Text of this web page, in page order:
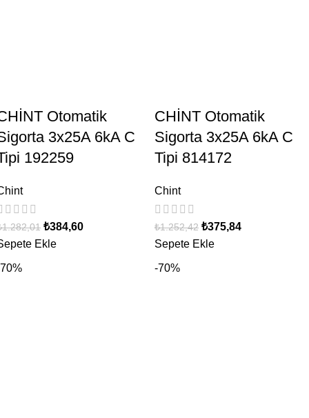
Otomatik
3x25A 6kA C
192259
1.282,01 ₺384,60
Ekle
CHİNT Otomatik
Sigorta 3x25A 6kA C
Tipi 814172
Chint
₺1.252,42 ₺375,84
Sepete Ekle
-70%